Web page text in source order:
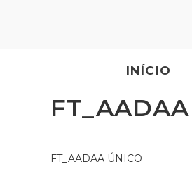
INÍCIO
FT_AADAA ÚNICO